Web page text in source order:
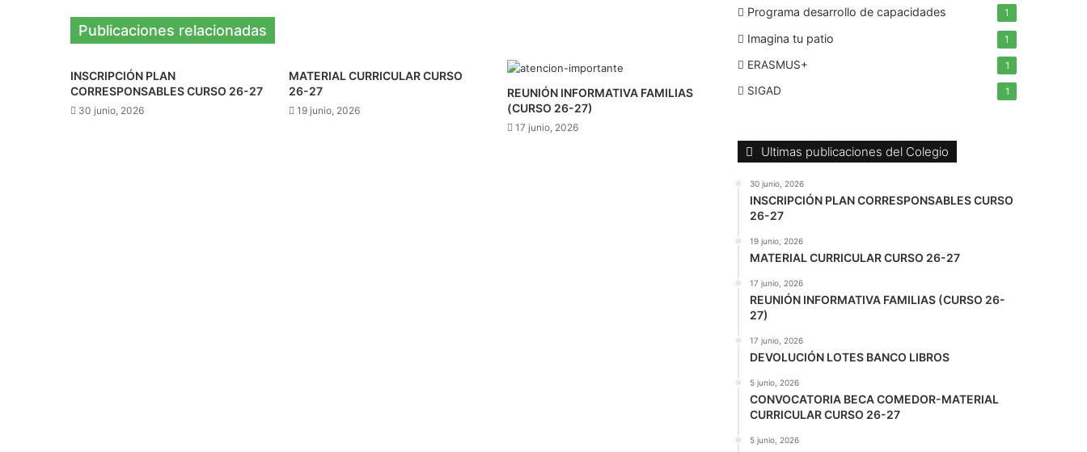
Publicaciones relacionadas
INSCRIPCIÓN PLAN
CORRESPONSABLES CURSO 26-27
30 junio, 2026
MATERIAL CURRICULAR CURSO
26-27
19 junio, 2026
REUNIÓN INFORMATIVA FAMILIAS
(CURSO 26-27)
17 junio, 2026
Programa desarrollo de capacidades 1
Imagina tu patio 1
ERASMUS+ 1
SIGAD 1
Ultimas publicaciones del Colegio
30 junio, 2026
INSCRIPCIÓN PLAN CORRESPONSABLES CURSO
26-27
19 junio, 2026
MATERIAL CURRICULAR CURSO 26-27
17 junio, 2026
REUNIÓN INFORMATIVA FAMILIAS (CURSO 26-
27)
17 junio, 2026
DEVOLUCIÓN LOTES BANCO LIBROS
5 junio, 2026
CONVOCATORIA BECA COMEDOR-MATERIAL
CURRICULAR CURSO 26-27
5 junio, 2026